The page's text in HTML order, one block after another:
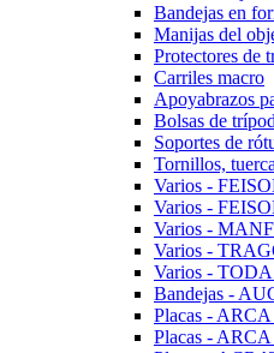
Bandejas en
Manijas del
Protectores de
Carriles macro
Apoyabrazos
Bolsas de
Soportes de
Tornillos,
Varios -
Varios -
Varios -
Varios -
Varios -
Bandejas -
Placas -
Placas -